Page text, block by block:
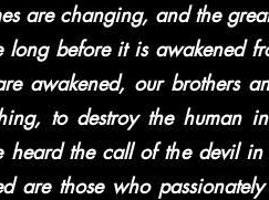
are changing, and the
before it is awakened
awakened, our brothers
to destroy the human
heard the call of the devil
are those who